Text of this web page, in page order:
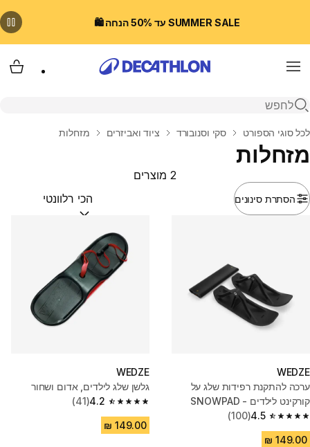
SUMMER SALE עד 50% הנחה 🛍️
Menu
פתיחת חיפוש
בית
לכל סוגי הספורט סקי וסנובורד ציוד ואביזרים מזחלות
מזחלות
הסתרת סינונים
2 מוצרים
מיין לפי:(optional)
WEDZE
ערכה להתקנת רפידות שלג על
קורקינט לילדים - SNOWPAD
4.5
4.5 out of 5 stars from 100 reviews
(100)
WEDZE
גלשן שלג לילדים, אדום ושחור
4.2
4.2 out of 5 stars from 41 reviews
(41)